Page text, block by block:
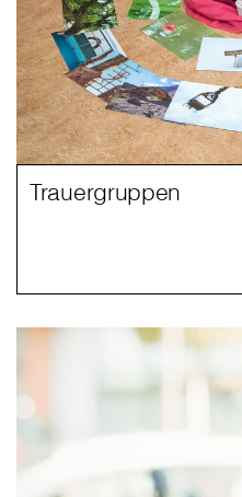
Trauergruppen